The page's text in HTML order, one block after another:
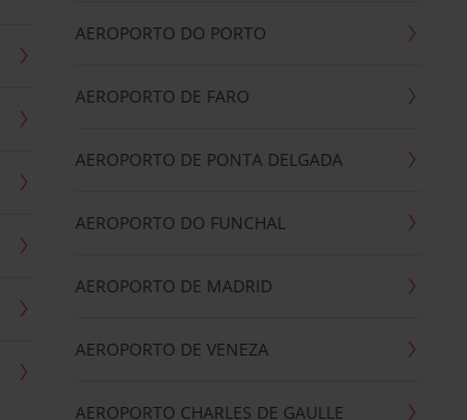
AEROPORTO DO PORTO
AEROPORTO DE FARO
AEROPORTO DE PONTA DELGADA
AEROPORTO DO FUNCHAL
AEROPORTO DE MADRID
AEROPORTO DE VENEZA
AEROPORTO CHARLES DE GAULLE